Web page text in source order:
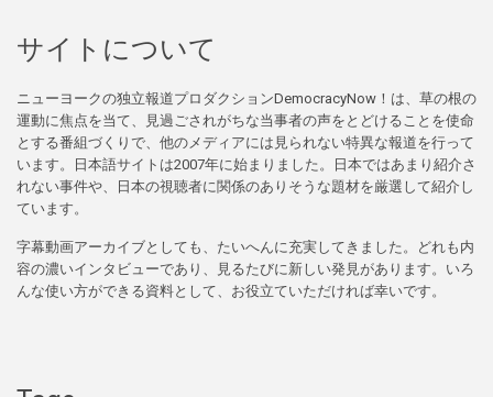
サイトについて
ニューヨークの独立報道プロダクションDemocracyNow！は、草の根の
運動に焦点を当て、見過ごされがちな当事者の声をとどけることを使命
とする番組づくりで、他のメディアには見られない特異な報道を行って
います。日本語サイトは2007年に始まりました。日本ではあまり紹介さ
れない事件や、日本の視聴者に関係のありそうな題材を厳選して紹介し
ています。
字幕動画アーカイブとしても、たいへんに充実してきました。どれも内
容の濃いインタビューであり、見るたびに新しい発見があります。いろ
んな使い方ができる資料として、お役立ていただければ幸いです。